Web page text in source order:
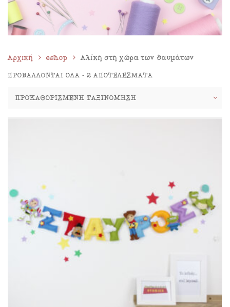
Αρχική eshop Αλίκη στη χώρα των θαυμάτων
ΠΡΟΒΆΛΛΟΝΤΑΙ ΌΛΑ - 2 ΑΠΟΤΕΛΈΣΜΑΤΑ